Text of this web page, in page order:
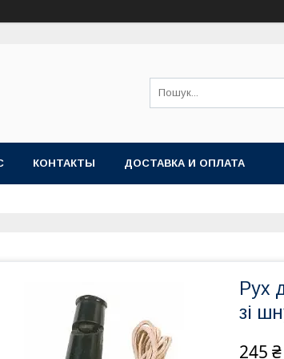
КОНТАКТЫ ДОСТАВКА И ОПЛАТА
Рух
зі
245 ₴